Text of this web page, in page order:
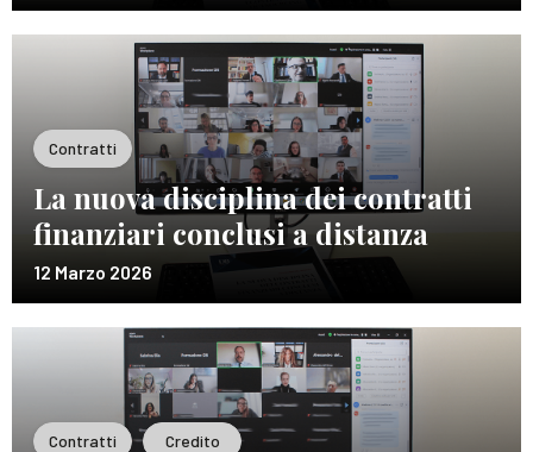
Contratti
La nuova disciplina dei contratti
finanziari conclusi a distanza
12 Marzo 2026
Contratti Credito